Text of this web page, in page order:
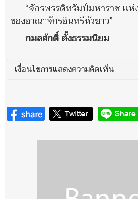
“จักรพรรดิทรัมป์มหาราช แห่
ของอาณาจักรอินทรีหัวขาว”
กมลศักดิ์ ตั้งธรรมนิยม
เงื่อนไขการแสดงความคิดเห็น